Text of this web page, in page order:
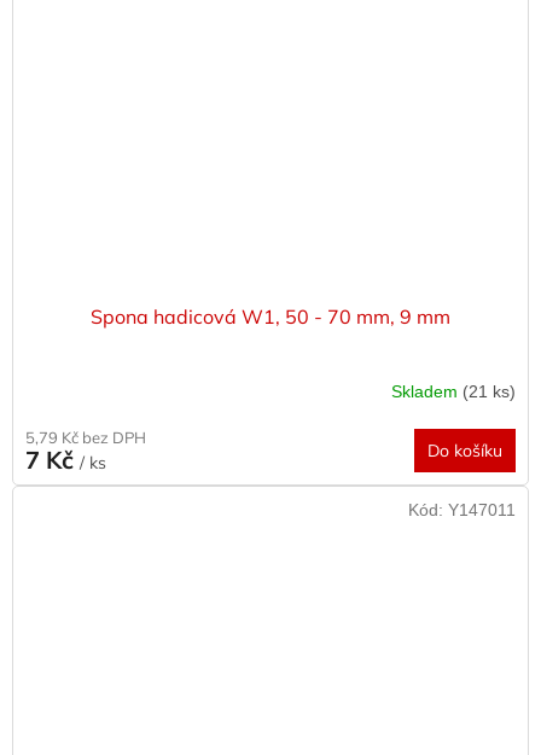
Spona hadicová W1, 50 - 70 mm, 9 mm
Skladem (21 ks)
5,79 Kč bez DPH
7 Kč / ks
Do košíku
Kód: Y147011